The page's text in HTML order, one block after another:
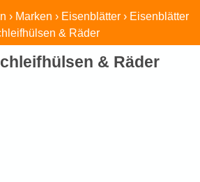
› Marken › Eisenblätter › Eisenblätter
& Räder
& Räder